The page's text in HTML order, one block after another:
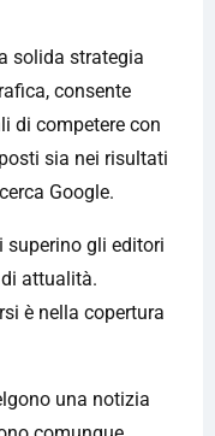
solida strategia
consente
di competere con
sia nei risultati
Google.
superino gli editori
attualità.
è nella copertura
una notizia